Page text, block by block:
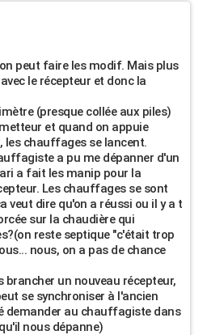
peut faire les modif. Mais plus
le récepteur et donc la
(presque collée aux piles)
et quand on appuie
les chauffages se lancent.
a pu me dépanner d'un
a fait les manip pour la
Les chauffages se sont
veut dire qu'on a réussi ou il y a t
sur la chaudière qui
reste septique "c'était trop
nous, on a pas de chance
un nouveau récepteur,
se synchroniser à l'ancien
demander au chauffagiste dans
nous dépanne)